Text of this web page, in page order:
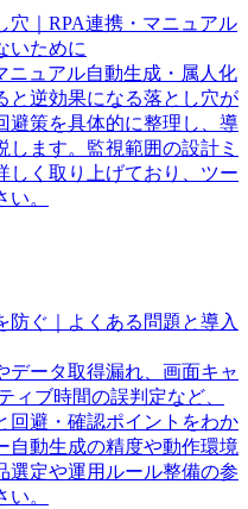
穴｜RPA連携・マニュアル
いために
ニュアル自動生成・属人化
と逆効果になる落とし穴が
避策を具体的に整理し、導
します。監視範囲の設計ミ
しく取り上げており、ツー
。
防ぐ｜よくある問題と導入
データ取得漏れ、画面キャ
ィブ時間の誤判定など、
回避・確認ポイントをわか
自動生成の精度や動作環境
選定や運用ルール整備の参
。